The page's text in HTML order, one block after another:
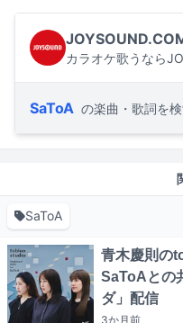
カラオケ歌うなら
SaToA の楽曲・歌詞を
SaToA
青木慶則の
SaToAとの
ダ」配信
3か月前